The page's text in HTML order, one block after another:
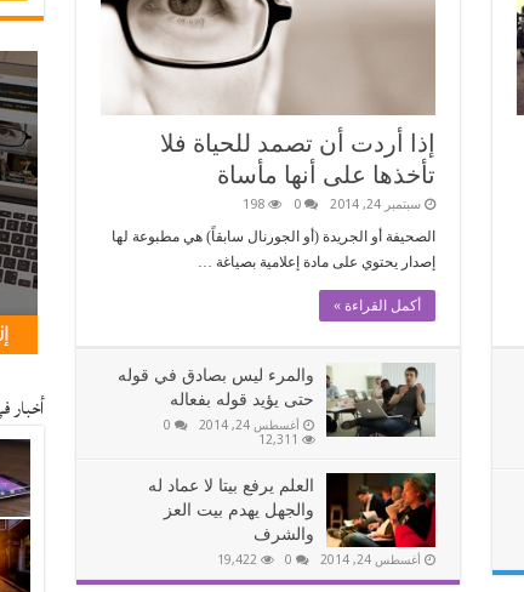
إذا أردت أن تصمد للحياة فلا
تأخذها على أنها مأساة
سبتمبر 24, 2014 0
198
الصحيفة أو الجريدة (أو الجورنال سابقاً) هي مطبوعة لها
إصدار يحتوي على مادة إعلامية بصياغة …
أكمل القراءة »
والمرء ليس بصادق في قوله
حتى يؤيد قوله بفعاله
أغسطس 24, 2014
0
12,311
العلم يرفع بيتا لا عماد له
والجهل يهدم بيت العز
والشرف
أغسطس 24, 2014 0
19,422